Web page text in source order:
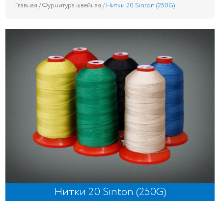
Главная /Фурнитура швейная / Нитки 20 Sinton (250G)
Нитки 20 Sinton (250G)